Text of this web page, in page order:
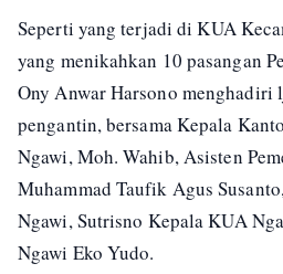
Seperti yang terjadi di KUA
yang menikahkan 10 pasangan
Ony Anwar Harsono menghadiri
pengantin, bersama Kepala
Ngawi, Moh. Wahib, Asisten
Muhammad Taufik Agus
Ngawi, Sutrisno Kepala KUA
Ngawi Eko Yudo.